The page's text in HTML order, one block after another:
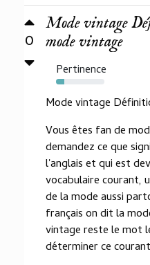
0
Mode vintage
mode vintage
Pertinence
17%
Mode vintage
Vous êtes fan de
demandez ce que
l'anglais et qui est
vocabulaire courant,
de la mode aussi
français on dit la
vintage reste le mot
déterminer ce